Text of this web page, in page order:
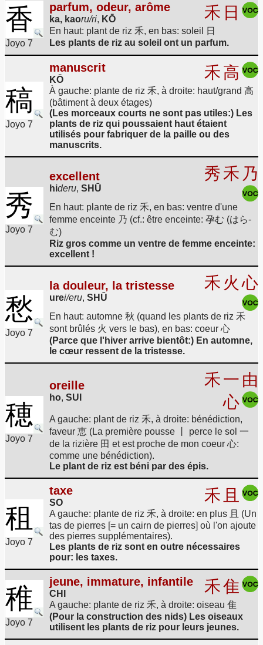
香
Joyo 7
parfum, odeur, arôme
ka, kaoru/ri, KŌ 禾 日
En haut: plant de riz 禾, en bas: soleil 日
Les plants de riz au soleil ont un parfum.
稿
Joyo 7
manuscrit
KŌ 禾高
À gauche: plante de riz 禾, à droite: haut/grand 高
(bâtiment à deux étages)
(Les morceaux courts ne sont pas utiles:) Les
plants de riz qui poussaient haut étaient
utilisés pour fabriquer de la paille ou des
manuscrits.
秀
Joyo 7
excellent
hideru, SHŪ
秀禾 乃
En haut: plante de riz 禾, en bas: ventre d'une
femme enceinte 乃 (cf.: être enceinte: 孕む (はら-
む)
Riz gros comme un ventre de femme enceinte:
excellent !
愁
Joyo 7
la douleur, la tristesse
urei/eru, SHŪ
禾 火 心
En haut: automne 秋 (quand les plants de riz 禾
sont brûlés 火 vers le bas), en bas: coeur 心
(Parce que l'hiver arrive bientôt:) En automne,
le cœur ressent de la tristesse.
穂
Joyo 7
oreille
ho, SUI
禾一 由
心
A gauche: plant de riz 禾, à droite: bénédiction,
faveur 恵 (La première pousse 丨 perce le sol 一
de la rizière 田 et est proche de mon coeur 心:
comme une bénédiction).
Le plant de riz est béni par des épis.
租
Joyo 7
taxe
SO 禾 且
A gauche: plante de riz 禾, à droite: en plus 且 (Un
tas de pierres [= un cairn de pierres] où l'on ajoute
des pierres supplémentaires).
Les plants de riz sont en outre nécessaires
pour: les taxes.
稚
Joyo 7
jeune, immature, infantile
CHI 禾隹
A gauche: plante de riz 禾, à droite: oiseau 隹
(Pour la construction des nids) Les oiseaux
utilisent les plants de riz pour leurs jeunes.